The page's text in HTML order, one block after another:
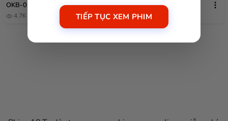
OKB-016
4.7K TIẾP TỤC XEM PHIM